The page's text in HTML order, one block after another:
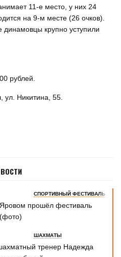
11-е место, у них 24
на 9-м месте (26 очков).
динамовцы крупно уступили
рублей.
ул. Никитина, 55.
СПОРТИВНЫЙ ФЕСТИВАЛЬ
прошёл фестиваль
ШАХМАТЫ
тренер Надежда